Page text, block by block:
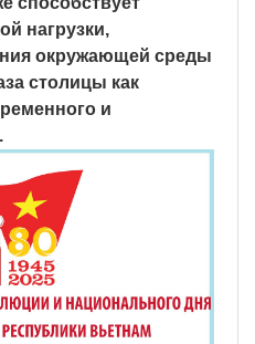
нагрузки,
окружающей среды
столицы как
и